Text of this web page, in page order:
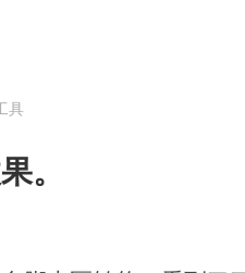
具
。